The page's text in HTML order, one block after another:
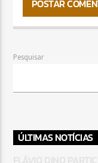
Pesquisar
ÚLTIMAS NOTÍCIAS